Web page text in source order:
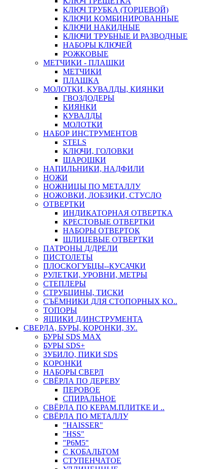
КЛЮЧ ТРУБКА (ТОРЦЕВОЙ)
КЛЮЧИ КОМБИНИРОВАННЫЕ
КЛЮЧИ НАКИДНЫЕ
КЛЮЧИ ТРУБНЫЕ И РАЗВОДНЫЕ
НАБОРЫ КЛЮЧЕЙ
РОЖКОВЫЕ
МЕТЧИКИ - ПЛАШКИ
МЕТЧИКИ
ПЛАШКА
МОЛОТКИ, КУВАЛДЫ, КИЯНКИ
ГВОЗДОДЕРЫ
КИЯНКИ
КУВАЛДЫ
МОЛОТКИ
НАБОР ИНСТРУМЕНТОВ
STELS
КЛЮЧИ, ГОЛОВКИ
ШАРОШКИ
НАПИЛЬНИКИ, НАДФИЛИ
НОЖИ
НОЖНИЦЫ ПО МЕТАЛЛУ
НОЖОВКИ, ЛОБЗИКИ, СТУСЛО
ОТВЕРТКИ
ИНДИКАТОРНАЯ ОТВЕРТКА
КРЕСТОВЫЕ ОТВЕРТКИ
НАБОРЫ ОТВЕРТОК
ШЛИЦЕВЫЕ ОТВЕРТКИ
ПАТРОНЫ Д/ДРЕЛИ
ПИСТОЛЕТЫ
ПЛОСКОГУБЦЫ--КУСАЧКИ
РУЛЕТКИ, УРОВНИ, МЕТРЫ
СТЕПЛЕРЫ
СТРУБЦИНЫ, ТИСКИ
СЪЁМНИКИ ДЛЯ СТОПОРНЫХ КО..
ТОПОРЫ
ЯЩИКИ Д/ИНСТРУМЕНТА
СВЕРЛА, БУРЫ, КОРОНКИ, ЗУ..
БУРЫ SDS MAX
БУРЫ SDS+
ЗУБИЛО, ПИКИ SDS
КОРОНКИ
НАБОРЫ СВЕРЛ
СВЁРЛА ПО ДЕРЕВУ
ПЕРОВОЕ
СПИРАЛЬНОЕ
СВЁРЛА ПО КЕРАМ.ПЛИТКЕ И ..
СВЁРЛА ПО МЕТАЛЛУ
"HAISSER"
"HSS"
"Р6М5"
С КОБАЛЬТОМ
СТУПЕНЧАТОЕ